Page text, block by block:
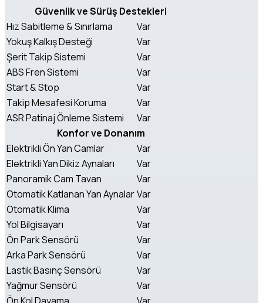
Güvenlik ve Sürüş Destekleri
Hız Sabitleme & Sınırlama
Var
Yokuş Kalkış Desteği
Var
Şerit Takip Sistemi
Var
ABS Fren Sistemi
Var
Start & Stop
Var
Takip Mesafesi Koruma
Var
ASR Patinaj Önleme Sistemi
Var
Konfor ve Donanım
Elektrikli Ön Yan Camlar
Var
Elektrikli Yan Dikiz Aynaları
Var
Panoramik Cam Tavan
Var
Otomatik Katlanan Yan AynalarVar
Otomatik Klima
Var
Yol Bilgisayarı
Var
Ön Park Sensörü
Var
Arka Park Sensörü
Var
Lastik Basınç Sensörü
Var
Yağmur Sensörü
Var